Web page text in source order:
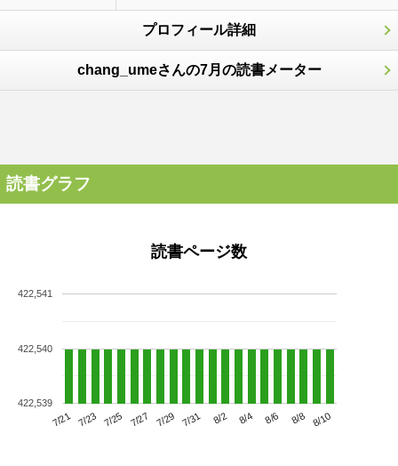
プロフィール詳細
chang_umeさんの7月の読書メーター
読書グラフ
読書ページ数
7/21 7/23 7/25 7/27 7/29 7/31 8/2 8/4 8/6 8/8 8/10
422,539
422,540
422,541